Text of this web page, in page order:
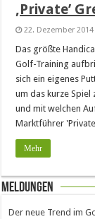
‚Private’
22. Dezember 2014
Das größte
Golf-Training
sich ein eigenes
um das kurze Spiel
und mit welchen
Marktführer
Mehr
Meldungen
Der neue Trend im